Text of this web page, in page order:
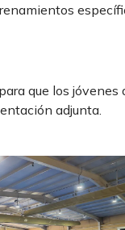
que los
adjunta.